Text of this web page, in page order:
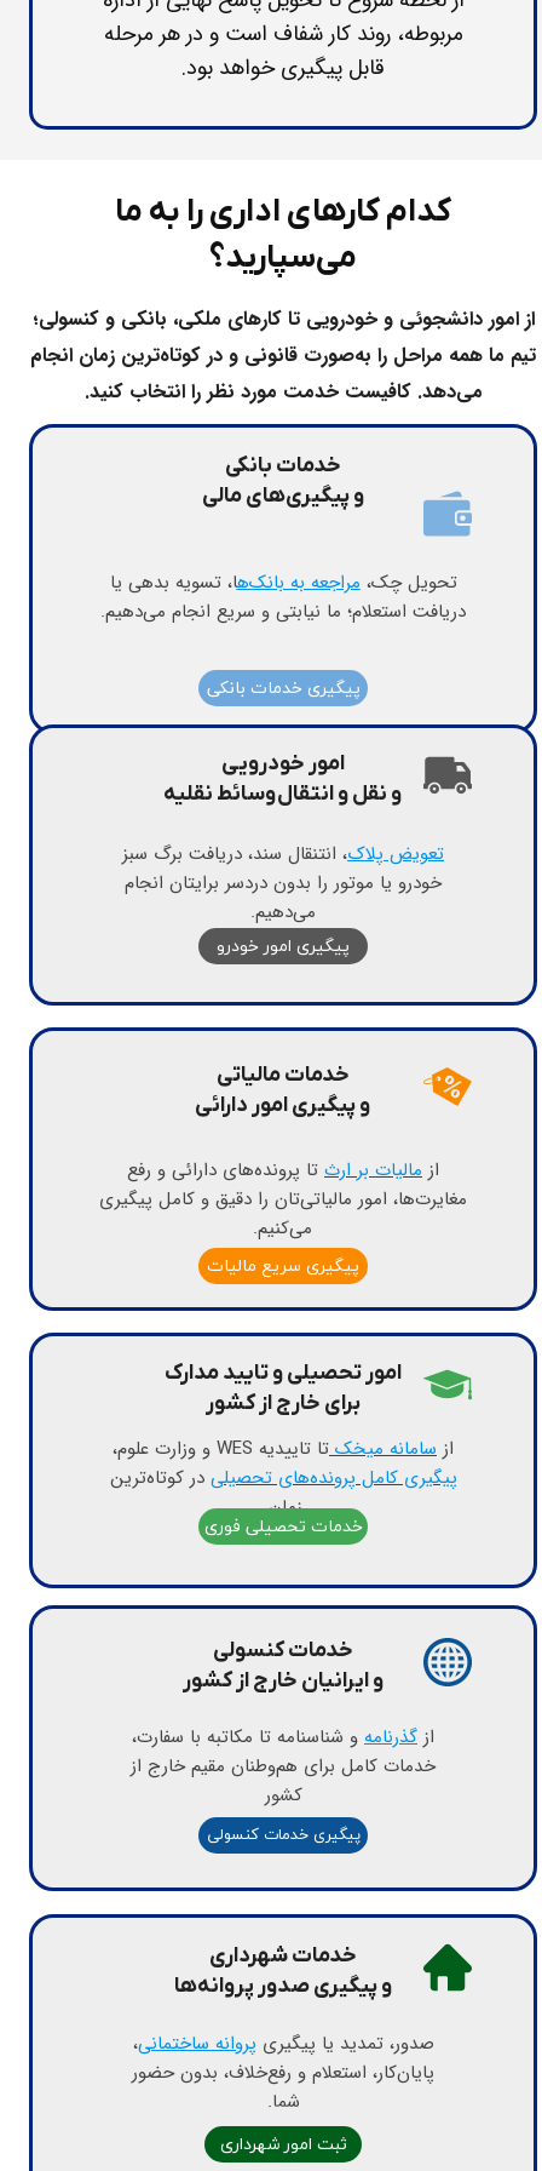
مربوطه، روند کار شفاف است و در هر مرحله
قابل پیگیری خواهد بود.
خدمات بانکی
​​​​​​​و پیگیری‌های مالی​​​​​​​
پیگیری خدمات بانکی
تحویل چک،مراجعه به بانک‌ها، تسویه بدهی یا
دریافت استعلام؛ ما نیابتی و سریع انجام می‌دهیم.
امور خودرویی
​​​​​​​و نقل‌ و انتقال وسائط نقلیه
تعویض پلاک، انتنقال سند، دریافت برگ سبز
خودرو یا موتور را بدون دردسر برایتان انجام
می‌دهیم.
​​امور تحصیلی و تایید مدارک
​​​​​​​برای خارج از کشور​​​​​​​
از سامانه میخک تا تاییدیه WES و وزارت علوم،
پیگیری کامل پرونده‌های تحصیلی در کوتاه‌ترین
زمان.
​خدمات مالیاتی
​​​​​​​و پیگیری امور دارائی
ازمالیات بر ارث تا پرونده‌های دارائی و رفع
مغایرت‌ها، امور مالیاتی‌تان را دقیق و کامل پیگیری
می‌کنیم.
پیگیری سریع مالیات
آیکون خدمات
کدام کارهای اداری را به ما
می‌سپارید؟​​​​​​​
پیگیری امور خودرو
خدمات تحصیلی فوری
​خدمات کنسولی
​​​​​​​و ایرانیان خارج از کشور
​از گذرنامه و شناسنامه تا مکاتبه با سفارت،
خدمات کامل برای هم‌وطنان مقیم خارج از
کشور
پیگیری خدمات کنسولی
​خدمات شهرداری
​​​​​​​و پیگیری صدور پروانه‌ها
صدور، تمدید یا پیگیری پروانه ساختمانی،
پایان‌کار، استعلام و رفع‌خلاف، بدون حضور
شما.
ثبت امور شهرداری
از امور دانشجوئی و خودرویی تا کارهای ملکی، بانکی و کنسولی؛
تیم ما همه مراحل را به‌صورت قانونی و در کوتاه‌ترین زمان انجام
می‌دهد. کافیست خدمت مورد نظر را انتخاب کنید.​​​​​​​